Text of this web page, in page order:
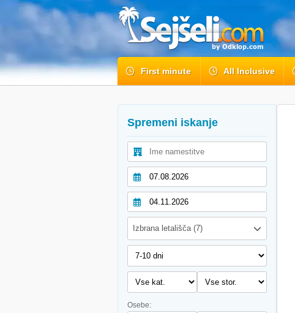
First minute All Inclusive
Spremeni iskanje
Izbrana letališča (7)
Osebe: